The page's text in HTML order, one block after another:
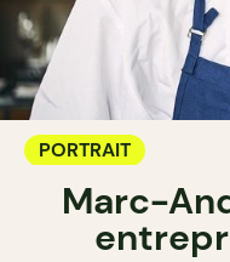
PORTRAIT
Marc-